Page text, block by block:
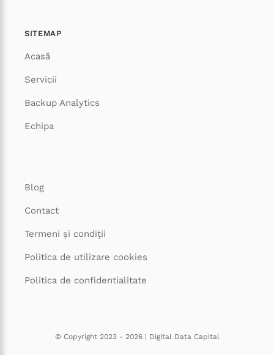
SITEMAP
Acasă
Servicii
Backup Analytics
Echipa
Blog
Contact
Termeni și condiții
Politica de utilizare cookies
Politica de confidentialitate
© Copyright 2023 - 2026 | Digital Data Capital